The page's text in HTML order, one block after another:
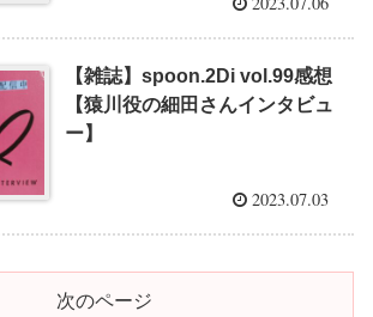
【雑誌】spoon.2Di vol.99感想
【猿川役の細田さんインタビュ
ー】
2023.07.03
次のページ